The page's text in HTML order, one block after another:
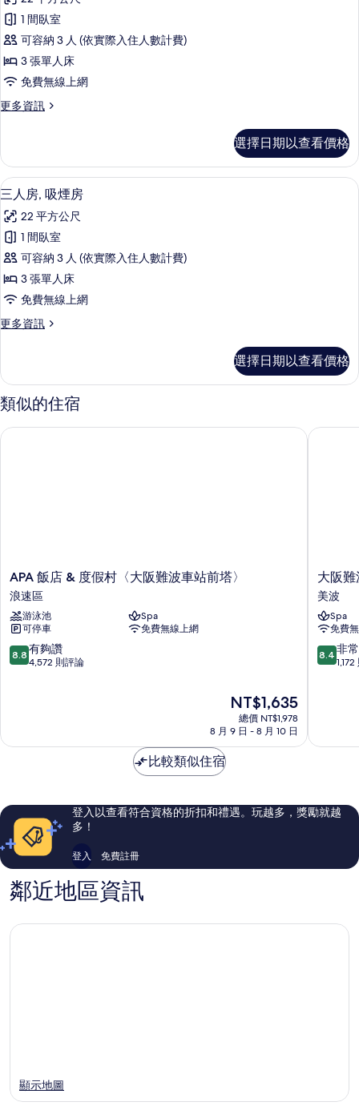
相
片
房
的
詳
情
三
人
房,
非
煙
的
所
有
相
片
1 間臥室
可容納 3 人 (依實際入住人數計費)
3 張單人床
免費無線上網
更多資訊
更
房,
非
吸
房
的
詳
情
選擇日期以查看價格
顯
示
三
人
房,
吸
房
所
有
相
片
6
三人房, 吸煙房
22 平方公尺
1 間臥室
可容納 3 人 (依實際入住人數計費)
3 張單人床
免費無線上網
更多資訊
更
房,
吸
煙
的
選擇日期以查看價格
類似的住宿
APA
飯
店
&
度
假
村
站
速
區
APA 飯店 & 度假村〈大阪難波車站前塔〉
浪速區
游泳池
Spa
可停車
免費無線上網
8.8
分，
夠
評
論
8.8 有夠讚
4,572 則評論
現
在
價
NT$1,635
總價 NT$1,978
8 月 9 日 - 8 月 10 日
APA 飯店 & 度假村〈大阪難波車站前塔〉
大
阪
難
波
光
芒
飯
大阪
美波
Spa
免費
8.4
分，
常
評
論
8.4 非
大阪難
比較類似住宿
登入以查看符合資格的折扣和禮遇。玩越多，獎勵就越
多！
登入 免費註冊
鄰近地區資訊
顯示地圖